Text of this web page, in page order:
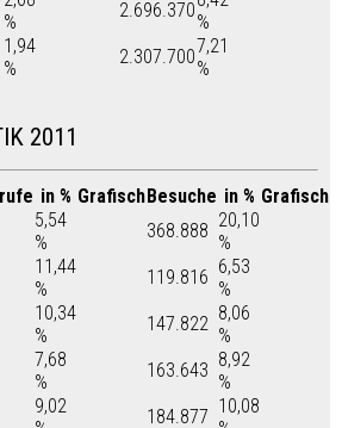
%
2.696.370
%
1,94
%
2.307.7007,21
%
2011
in % GrafischBesuche in % Grafisch
5,54
%
368.888 20,10
%
11,44
%
119.816 6,53
%
10,34
%
147.822 8,06
%
7,68
%
163.643 8,92
%
9,02
184.877 10,08